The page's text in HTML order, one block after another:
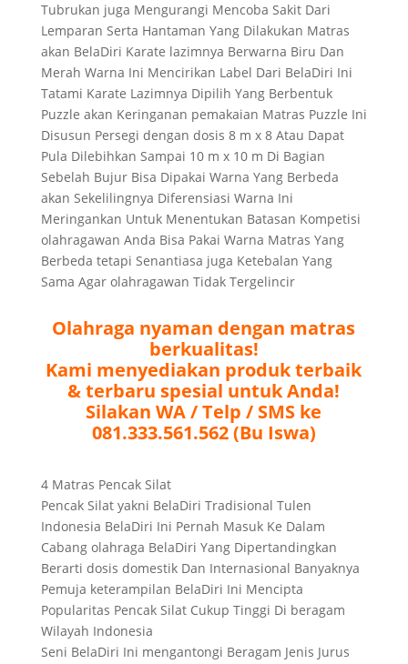
Tubrukan juga Mengurangi Mencoba Sakit Dari
Lemparan Serta Hantaman Yang Dilakukan Matras
akan BelaDiri Karate lazimnya Berwarna Biru Dan
Merah Warna Ini Mencirikan Label Dari BelaDiri Ini
Tatami Karate Lazimnya Dipilih Yang Berbentuk
Puzzle akan Keringanan pemakaian Matras Puzzle Ini
Disusun Persegi dengan dosis 8 m x 8 Atau Dapat
Pula Dilebihkan Sampai 10 m x 10 m Di Bagian
Sebelah Bujur Bisa Dipakai Warna Yang Berbeda
akan Sekelilingnya Diferensiasi Warna Ini
Meringankan Untuk Menentukan Batasan Kompetisi
olahragawan Anda Bisa Pakai Warna Matras Yang
Berbeda tetapi Senantiasa juga Ketebalan Yang
Sama Agar olahragawan Tidak Tergelincir
Olahraga nyaman dengan matras
berkualitas!
Kami menyediakan produk terbaik
& terbaru spesial untuk Anda!
Silakan WA / Telp / SMS ke
081.333.561.562 (Bu Iswa)
4 Matras Pencak Silat
Pencak Silat yakni BelaDiri Tradisional Tulen
Indonesia BelaDiri Ini Pernah Masuk Ke Dalam
Cabang olahraga BelaDiri Yang Dipertandingkan
Berarti dosis domestik Dan Internasional Banyaknya
Pemuja keterampilan BelaDiri Ini Mencipta
Popularitas Pencak Silat Cukup Tinggi Di beragam
Wilayah Indonesia
Seni BelaDiri Ini mengantongi Beragam Jenis Jurus